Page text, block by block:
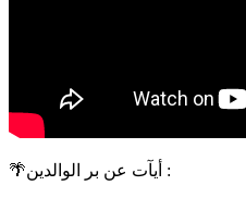
🌴أيآت عن بر الوالدين :